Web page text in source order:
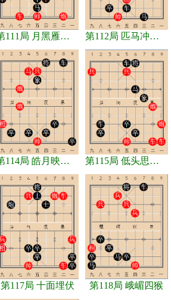
第111局 月黑雁飞高 第112局 匹马冲牛塘
第114局 皓月映流萤 第115局 低头思故乡
第117局 十面埋伏 第118局 峨嵋四猴